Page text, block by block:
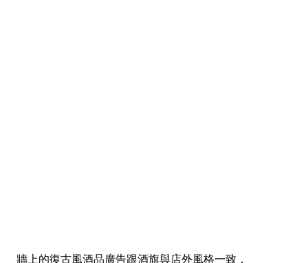
牆上的復古風酒品廣告跟酒旗與店外風格一致，